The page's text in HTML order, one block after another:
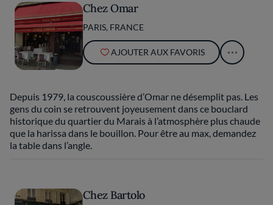
Chez Omar
PARIS, FRANCE
AJOUTER AUX FAVORIS
Depuis 1979, la couscoussière d’Omar ne désemplit pas. Les
gens du coin se retrouvent joyeusement dans ce bouclard
historique du quartier du Marais à l’atmosphère plus chaude
que la harissa dans le bouillon. Pour être au max, demandez
la table dans l’angle.
Chez Bartolo